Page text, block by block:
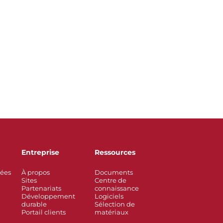
Entreprise
À propos
Sites
Partenariats
Développement
durable
Portail clients
Ressources
Documents
Centre de
connaissance
Logiciels
Sélection de
matériaux